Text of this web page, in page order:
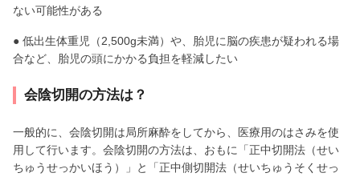
ない可能性がある
● 低出生体重児（2,500g未満）や、胎児に脳の疾患が疑われる場
合など、胎児の頭にかかる負担を軽減したい
会陰切開の方法は？
一般的に、会陰切開は局所麻酔をしてから、医療用のはさみを使
用して行います。会陰切開の方法は、おもに「正中切開法（せい
ちゅうせっかいほう）」と「正中側切開法（せいちゅうそくせっ